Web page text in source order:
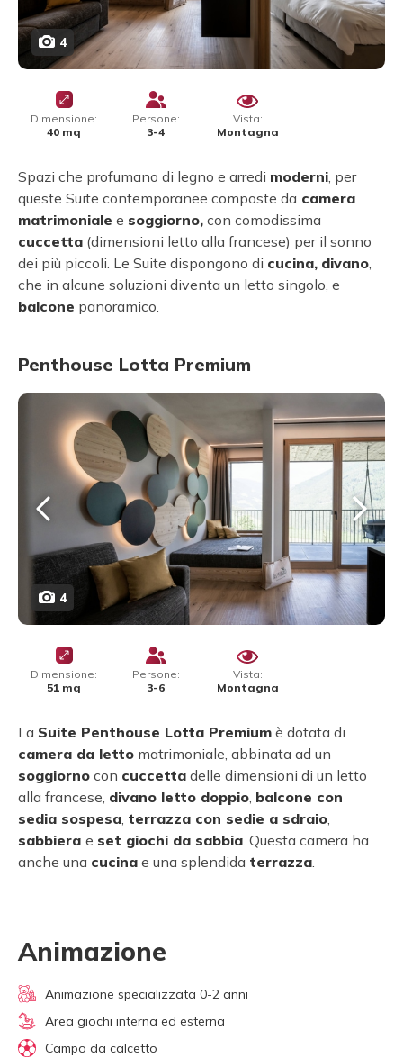
Dimensione:
40 mq
Persone:
3-4
Vista:
Montagna
Spazi che profumano di legno e arredi moderni , per
queste Suite contemporanee composte da camera
matrimoniale e soggiorno, con comodissima
cuccetta (dimensioni letto alla francese) per il sonno
dei più piccoli. Le Suite dispongono di cucina, divano
che in alcune soluzioni diventa un letto singolo, e
balcone panoramico.
4
Penthouse Lotta Premium
4
Dimensione:
51 mq
Persone:
3-6
Vista:
Montagna
La Suite Penthouse Lotta Premium è dotata di
camera da letto matrimoniale, abbinata ad un
soggiorno con cuccetta delle dimensioni di un letto
alla francese, divano letto doppio, balcone con
sedia sospesa, terrazza con sedie a sdraio,
sabbiera e set giochi da sabbia. Questa camera ha
anche una cucina e una splendida terrazza.
Animazione
Animazione specializzata 0-2 anni
Area giochi interna ed esterna
Campo da calcetto